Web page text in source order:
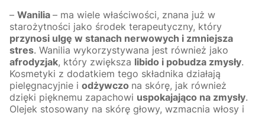
– Wanilia – ma wiele właściwości, znana już w
starożytności jako środek terapeutyczny, który
przynosi ulgę w stanach nerwowych i zmniejsza
stres. Wanilia wykorzystywana jest również jako
afrodyzjak, który zwiększa libido i pobudza zmysły.
Kosmetyki z dodatkiem tego składnika działają
pielęgnacyjnie i odżywczo na skórę, jak również
dzięki pięknemu zapachowi uspokajająco na zmysły.
Olejek stosowany na skórę głowy, wzmacnia włosy i